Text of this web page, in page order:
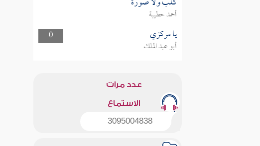
أحمد حطيبة
0
يا مركزي
أبو عبد الملك
عدد مرات
الاستماع
3095004838